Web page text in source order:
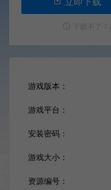
游戏版本：
游戏平台：
安装密码：
游戏大小：
资源编号：